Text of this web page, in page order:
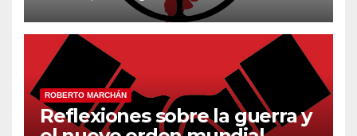
ROBERTO MARCHÁN
Reflexiones sobre la guerra y